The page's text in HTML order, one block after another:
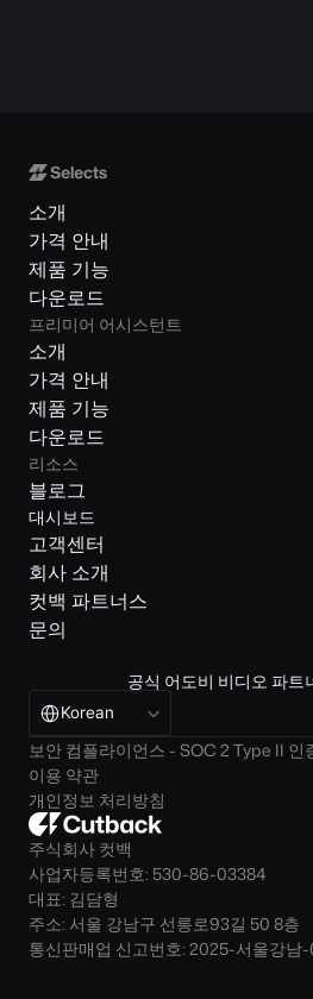
소개
가격 안내
제품 기능
다운로드
프리미어 어시스턴트
소개
가격 안내
제품 기능
다운로드
리소스
블로그
대시보드
고객센터
회사 소개
컷백 파트너스
문의
공식 어도비 비디오 파트
Select Language
Korean
보안 컴플라이언스 - SOC 2 Type II 인
이용 약관
개인정보 처리방침
주식회사 컷백
사업자등록번호: 530-86-03384
대표: 김담형
주소: 서울 강남구 선릉로93길 50 8층
통신판매업 신고번호: 2025-서울강남